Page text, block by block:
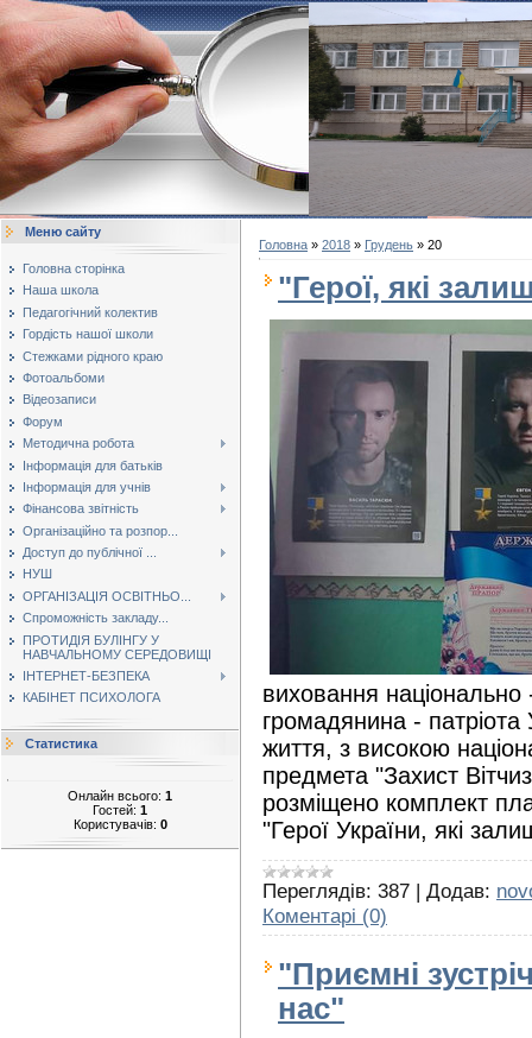
Меню сайту
Головна сторінка
Наша школа
Педагогічний колектив
Гордість нашої школи
Стежками рідного краю
Фотоальбоми
Відеозаписи
Форум
Методична робота
Інформація для батьків
Інформація для учнів
Фінансова звітність
Організаційно та розпор...
Доступ до публічної ...
НУШ
ОРГАНІЗАЦІЯ ОСВІТНЬО...
Спроможність закладу...
ПРОТИДІЯ БУЛІНГУ У
НАВЧАЛЬНОМУ СЕРЕДОВИЩІ
ІНТЕРНЕТ-БЕЗПЕКА
КАБІНЕТ ПСИХОЛОГА
Статистика
Онлайн всього: 1
Гостей: 1
Користувачів: 0
Головна » 2018 » Грудень » 20
"Герої, які
виховання
громадянина - патріота
життя, з високою
предмета "Захист
розміщено комплект
"Герої України, які
Переглядів: 387 | Додав:
Коментарі (0)
"Приємні
нас"